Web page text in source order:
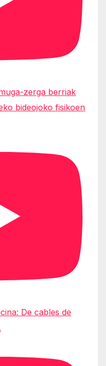
zerga berriak
bideojoko fisikoen
De cables de